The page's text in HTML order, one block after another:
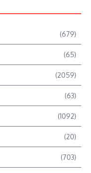
(679)
(65)
(2059)
(63)
(1092)
(20)
(703)